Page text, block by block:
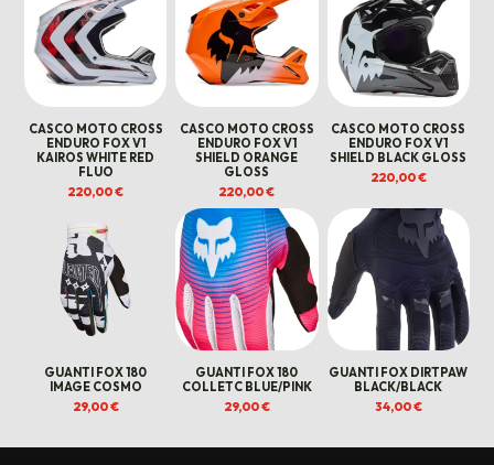
CASCO MOTO CROSS
ENDURO FOX V1
KAIROS WHITE RED
FLUO
220,00€
CASCO MOTO CROSS
ENDURO FOX V1
SHIELD ORANGE
GLOSS
220,00€
CASCO MOTO CROSS
ENDURO FOX V1
SHIELD BLACK GLOSS
220,00€
GUANTI FOX 180
IMAGE COSMO
29,00€
GUANTI FOX 180
COLLETC BLUE/PINK
29,00€
GUANTI FOX DIRTPAW
BLACK/BLACK
34,00€